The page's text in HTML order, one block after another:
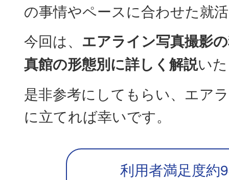
の事情やペースに合わせた就
今回は、 エアライン写真撮影
真館の形態別に詳しく解説い
是非参考にしてもらい、エア
に立てれば幸いです。
利用者満足度約